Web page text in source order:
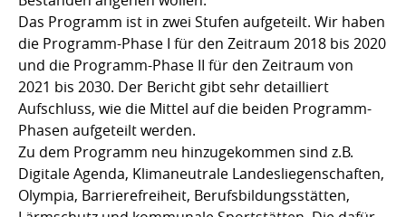
Das Programm ist in zwei Stufen aufgeteilt. Wir haben
die Programm-Phase I für den Zeitraum 2018 bis 2020
und die Programm-Phase II für den Zeitraum von
2021 bis 2030. Der Bericht gibt sehr detailliert
Aufschluss, wie die Mittel auf die beiden Programm-
Phasen aufgeteilt werden.
Zu dem Programm neu hinzugekommen sind z.B.
Digitale Agenda, Klimaneutrale Landesliegenschaften,
Olympia, Barrierefreiheit, Berufsbildungsstätten,